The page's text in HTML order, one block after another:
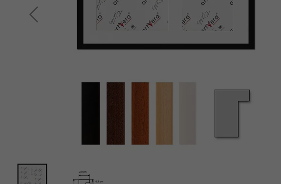
Indietro